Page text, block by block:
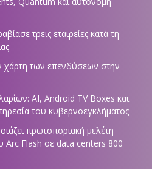
τρεις εταιρείες κατά τη
χάρτη των επενδύσεων στην
AI, Android TV Boxes και
του κυβερνοεγκλήματος
πρωτοποριακή μελέτη
Arc Flash σε data centers 800